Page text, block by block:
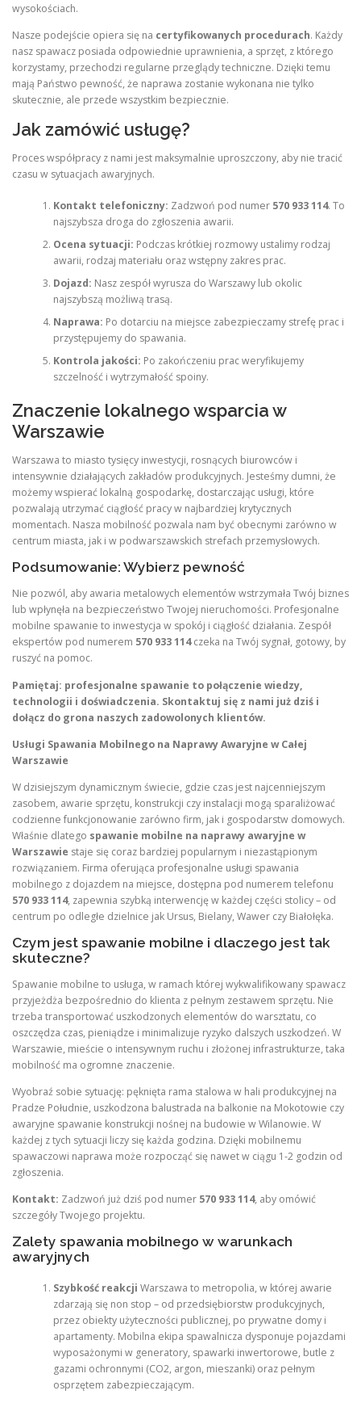
wysokościach.
Nasze podejście opiera się na certyfikowanych procedurach. Każdy
nasz spawacz posiada odpowiednie uprawnienia, a sprzęt, z którego
korzystamy, przechodzi regularne przeglądy techniczne. Dzięki temu
mają Państwo pewność, że naprawa zostanie wykonana nie tylko
skutecznie, ale przede wszystkim bezpiecznie.
Jak zamówić usługę?
Proces współpracy z nami jest maksymalnie uproszczony, aby nie tracić
czasu w sytuacjach awaryjnych.
Kontakt telefoniczny: Zadzwoń pod numer 570 933 114. To
najszybsza droga do zgłoszenia awarii.
Ocena sytuacji: Podczas krótkiej rozmowy ustalimy rodzaj
awarii, rodzaj materiału oraz wstępny zakres prac.
Dojazd: Nasz zespół wyrusza do Warszawy lub okolic
najszybszą możliwą trasą.
Naprawa: Po dotarciu na miejsce zabezpieczamy strefę prac i
przystępujemy do spawania.
Kontrola jakości: Po zakończeniu prac weryfikujemy
szczelność i wytrzymałość spoiny.
Znaczenie lokalnego wsparcia w
Warszawie
Warszawa to miasto tysięcy inwestycji, rosnących biurowców i
intensywnie działających zakładów produkcyjnych. Jesteśmy dumni, że
możemy wspierać lokalną gospodarkę, dostarczając usługi, które
pozwalają utrzymać ciągłość pracy w najbardziej krytycznych
momentach. Nasza mobilność pozwala nam być obecnymi zarówno w
centrum miasta, jak i w podwarszawskich strefach przemysłowych.
Podsumowanie: Wybierz pewność
Nie pozwól, aby awaria metalowych elementów wstrzymała Twój biznes
lub wpłynęła na bezpieczeństwo Twojej nieruchomości. Profesjonalne
mobilne spawanie to inwestycja w spokój i ciągłość działania. Zespół
ekspertów pod numerem 570 933 114czeka na Twój sygnał, gotowy, by
ruszyć na pomoc.
Pamiętaj: profesjonalne spawanie to połączenie wiedzy,
technologii i doświadczenia. Skontaktuj się z nami już dziś i
dołącz do grona naszych zadowolonych klientów.
Usługi Spawania Mobilnego na Naprawy Awaryjne w Całej
Warszawie
W dzisiejszym dynamicznym świecie, gdzie czas jest najcenniejszym
zasobem, awarie sprzętu, konstrukcji czy instalacji mogą sparaliżować
codzienne funkcjonowanie zarówno firm, jak i gospodarstw domowych.
Właśnie dlatego spawanie mobilne na naprawy awaryjne w
Warszawie staje się coraz bardziej popularnym i niezastąpionym
rozwiązaniem. Firma oferująca profesjonalne usługi spawania
mobilnego z dojazdem na miejsce, dostępna pod numerem telefonu
570 933 114, zapewnia szybką interwencję w każdej części stolicy – od
centrum po odległe dzielnice jak Ursus, Bielany, Wawer czy Białołęka.
Czym jest spawanie mobilne i dlaczego jest tak
skuteczne?
Spawanie mobilne to usługa, w ramach której wykwalifikowany spawacz
przyjeżdża bezpośrednio do klienta z pełnym zestawem sprzętu. Nie
trzeba transportować uszkodzonych elementów do warsztatu, co
oszczędza czas, pieniądze i minimalizuje ryzyko dalszych uszkodzeń. W
Warszawie, mieście o intensywnym ruchu i złożonej infrastrukturze, taka
mobilność ma ogromne znaczenie.
Wyobraź sobie sytuację: pęknięta rama stalowa w hali produkcyjnej na
Pradze Południe, uszkodzona balustrada na balkonie na Mokotowie czy
awaryjne spawanie konstrukcji nośnej na budowie w Wilanowie. W
każdej z tych sytuacji liczy się każda godzina. Dzięki mobilnemu
spawaczowi naprawa może rozpocząć się nawet w ciągu 1-2 godzin od
zgłoszenia.
Kontakt: Zadzwoń już dziś pod numer 570 933 114, aby omówić
szczegóły Twojego projektu.
Zalety spawania mobilnego w warunkach
awaryjnych
Szybkość reakcji Warszawa to metropolia, w której awarie
zdarzają się non stop – od przedsiębiorstw produkcyjnych,
przez obiekty użyteczności publicznej, po prywatne domy i
apartamenty. Mobilna ekipa spawalnicza dysponuje pojazdami
wyposażonymi w generatory, spawarki inwertorowe, butle z
gazami ochronnymi (CO2, argon, mieszanki) oraz pełnym
osprzętem zabezpieczającym.